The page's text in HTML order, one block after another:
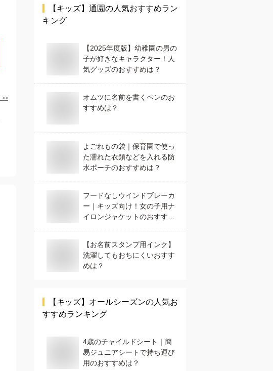
>>
【キッズ】 通園の人気おすすめラン
キング
【2025年度版】幼稚園の男の
子が好きなキャラクター！人
気グッズのおすすめは？
オムツに名前を書くペンのお
すすめは？
よごれもの袋｜保育園で使っ
た濡れた衣類などを入れる防
水ポーチのおすすめは？
フードなしウインドブレーカ
ー｜キッズ向け！女の子用ナ
イロンジャケットのおすすめ
【お名前スタンプ用インク】
洗濯してもおちにくいおすす
めは？
【キッズ】 オールシーズンの人気お
すすめランキング
4歳のチャイルドシート｜簡
易ジュニアシートで持ち運び
用のおすすめは？